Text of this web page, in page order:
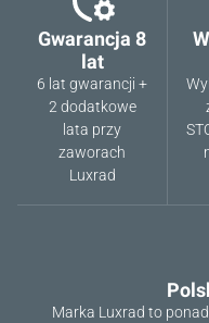
Gwarancja 8
lat
6 lat gwarancji +
2 dodatkowe
lata przy
zaworach
Luxrad
Marka Luxrad to